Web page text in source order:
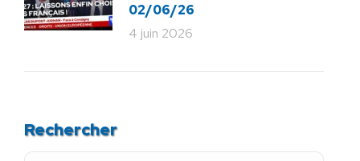
02/06/26
4 juin 2026
Rechercher